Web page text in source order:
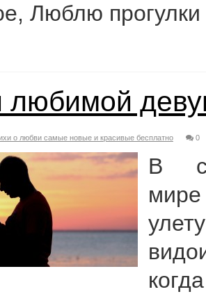
Люблю
любимой
о любви самые новые и красивые бесплатно 0
В